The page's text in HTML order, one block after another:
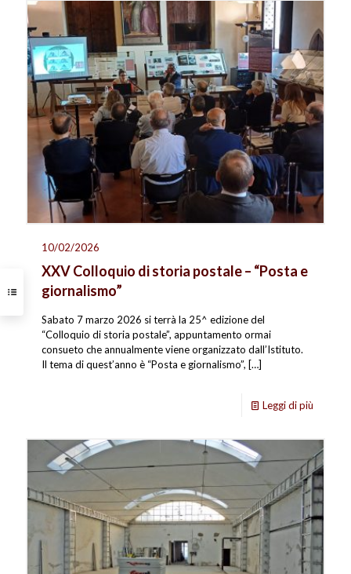
10/02/2026
XXV Colloquio di storia postale – “Posta e
giornalismo”
Sabato 7 marzo 2026 si terrà la 25^ edizione del
“Colloquio di storia postale”, appuntamento ormai
consueto che annualmente viene organizzato dall’Istituto.
Il tema di quest’anno è “Posta e giornalismo”, […]
Leggi di più